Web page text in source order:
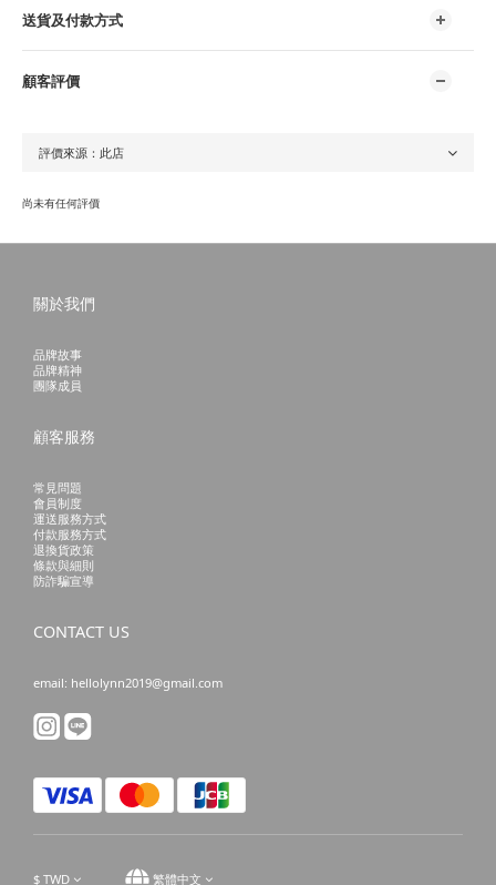
送貨及付款方式
顧客評價
尚未有任何評價
關於我們
品牌故事
品牌精神
團隊成員
顧客服務
常見問題
會員制度
運送服務方式
付款服務方式
退換貨政策
條款與細則
防詐騙宣導
CONTACT US
email: hellolynn2019@gmail.com
$ TWD 繁體中文